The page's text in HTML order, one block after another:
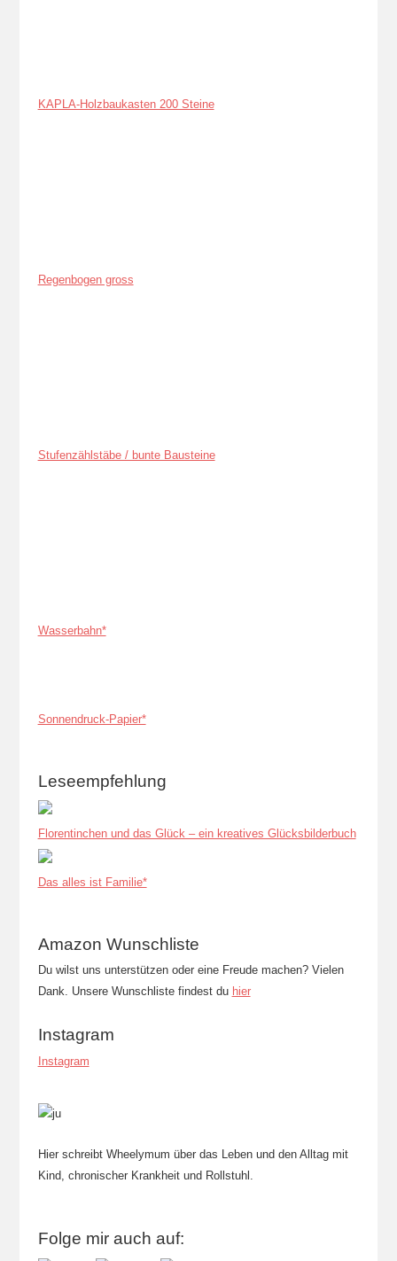
KAPLA-Holzbaukasten 200 Steine
Regenbogen gross
Stufenzählstäbe / bunte Bausteine
Wasserbahn*
Sonnendruck-Papier*
Leseempfehlung
Florentinchen und das Glück – ein kreatives Glücksbilderbuch
Das alles ist Familie*
Amazon Wunschliste
Du wilst uns unterstützen oder eine Freude machen? Vielen
Dank. Unsere Wunschliste findest du hier
Instagram
Instagram
Hier schreibt Wheelymum über das Leben und den Alltag mit
Kind, chronischer Krankheit und Rollstuhl.
Folge mir auch auf: